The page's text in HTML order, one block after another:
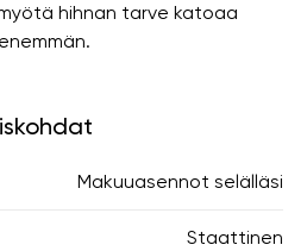
hihnan tarve katoaa
Makuuasennot selälläsi
Staattinen